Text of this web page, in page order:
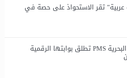
تقر الاستحواذ على حصة في
خدمات البترول البحرية PMS تطلق بوابتها الرقمية